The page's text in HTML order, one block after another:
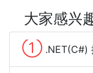
大家感兴
① .NET(C#) 操作